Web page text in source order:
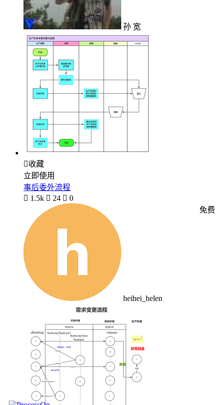
孙 宽
收藏
立即使用
事后委外流程
 1.5k  24  0
heihei_helen
免费